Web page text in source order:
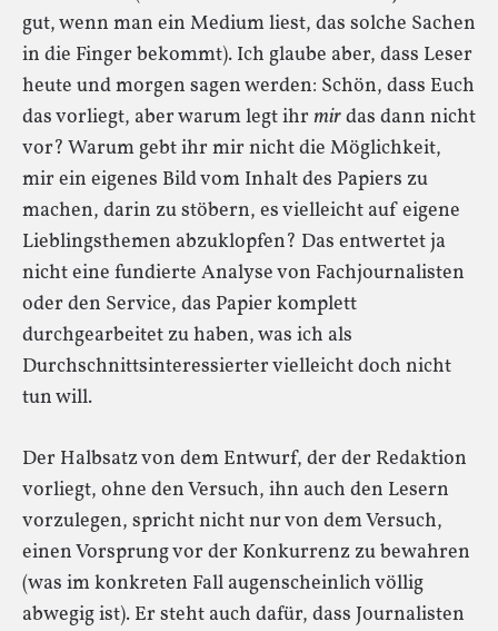
gut, wenn man ein Medium liest, das solche Sachen
in die Finger bekommt). Ich glaube aber, dass Leser
heute und morgen sagen werden: Schön, dass Euch
das vorliegt, aber warum legt ihr mirdas dann nicht
vor? Warum gebt ihr mir nicht die Möglichkeit,
mir ein eigenes Bild vom Inhalt des Papiers zu
machen, darin zu stöbern, es vielleicht auf eigene
Lieblingsthemen abzuklopfen? Das entwertet ja
nicht eine fundierte Analyse von Fachjournalisten
oder den Service, das Papier komplett
durchgearbeitet zu haben, was ich als
Durchschnittsinteressierter vielleicht doch nicht
tun will.
Der Halbsatz von dem Entwurf, der der Redaktion
vorliegt, ohne den Versuch, ihn auch den Lesern
vorzulegen, spricht nicht nur von dem Versuch,
einen Vorsprung vor der Konkurrenz zu bewahren
(was im konkreten Fall augenscheinlich völlig
abwegig ist). Er steht auch dafür, dass Journalisten